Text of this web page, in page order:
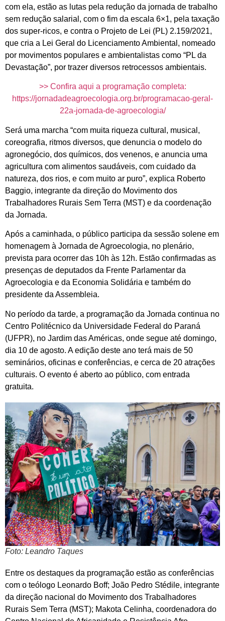
com ela, estão as lutas pela redução da jornada de trabalho
sem redução salarial, com o fim da escala 6×1, pela taxação
dos super-ricos, e contra o Projeto de Lei (PL) 2.159/2021,
que cria a Lei Geral do Licenciamento Ambiental, nomeado
por movimentos populares e ambientalistas como “PL da
Devastação”, por trazer diversos retrocessos ambientais.
>> Confira aqui a programação completa:
https://jornadadeagroecologia.org.br/programacao-geral-
22a-jornada-de-agroecologia/
Será uma marcha “com muita riqueza cultural, musical,
coreografia, ritmos diversos, que denuncia o modelo do
agronegócio, dos químicos, dos venenos, e anuncia uma
agricultura com alimentos saudáveis, com cuidado da
natureza, dos rios, e com muito ar puro”, explica Roberto
Baggio, integrante da direção do Movimento dos
Trabalhadores Rurais Sem Terra (MST) e da coordenação
da Jornada.
Após a caminhada, o público participa da sessão solene em
homenagem à Jornada de Agroecologia, no plenário,
prevista para ocorrer das 10h às 12h. Estão confirmadas as
presenças de deputados da Frente Parlamentar da
Agroecologia e da Economia Solidária e também do
presidente da Assembleia.
No período da tarde, a programação da Jornada continua no
Centro Politécnico da Universidade Federal do Paraná
(UFPR), no Jardim das Américas, onde segue até domingo,
dia 10 de agosto. A edição deste ano terá mais de 50
seminários, oficinas e conferências, e cerca de 20 atrações
culturais. O evento é aberto ao público, com entrada
gratuita.
Foto: Leandro Taques
Entre os destaques da programação estão as conferências
com o teólogo Leonardo Boff; João Pedro Stédile, integrante
da direção nacional do Movimento dos Trabalhadores
Rurais Sem Terra (MST); Makota Celinha, coordenadora do